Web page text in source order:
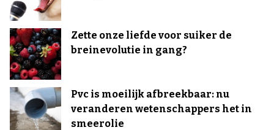
Zette onze liefde voor suiker de
breinevolutie in gang?
Pvc is moeilijk afbreekbaar: nu
veranderen wetenschappers het in
smeerolie